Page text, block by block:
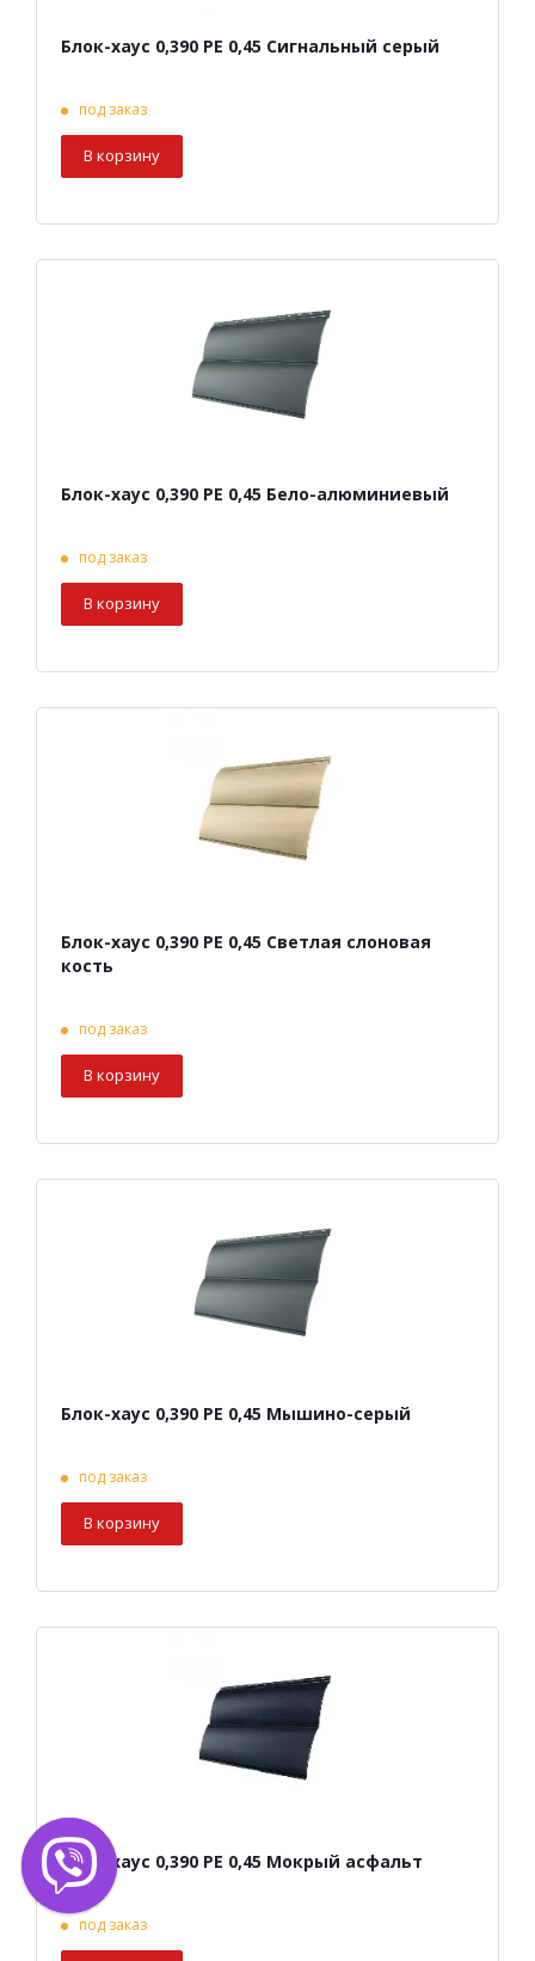
Блок-хаус 0,390 PE 0,45 Сигнальный серый
под заказ
В корзину
Блок-хаус 0,390 PE 0,45 Бело-алюминиевый
под заказ
В корзину
Блок-хаус 0,390 PE 0,45 Светлая слоновая
кость
под заказ
В корзину
Блок-хаус 0,390 PE 0,45 Мышино-серый
под заказ
В корзину
Блок-хаус 0,390 PE 0,45 Мокрый асфальт
под заказ